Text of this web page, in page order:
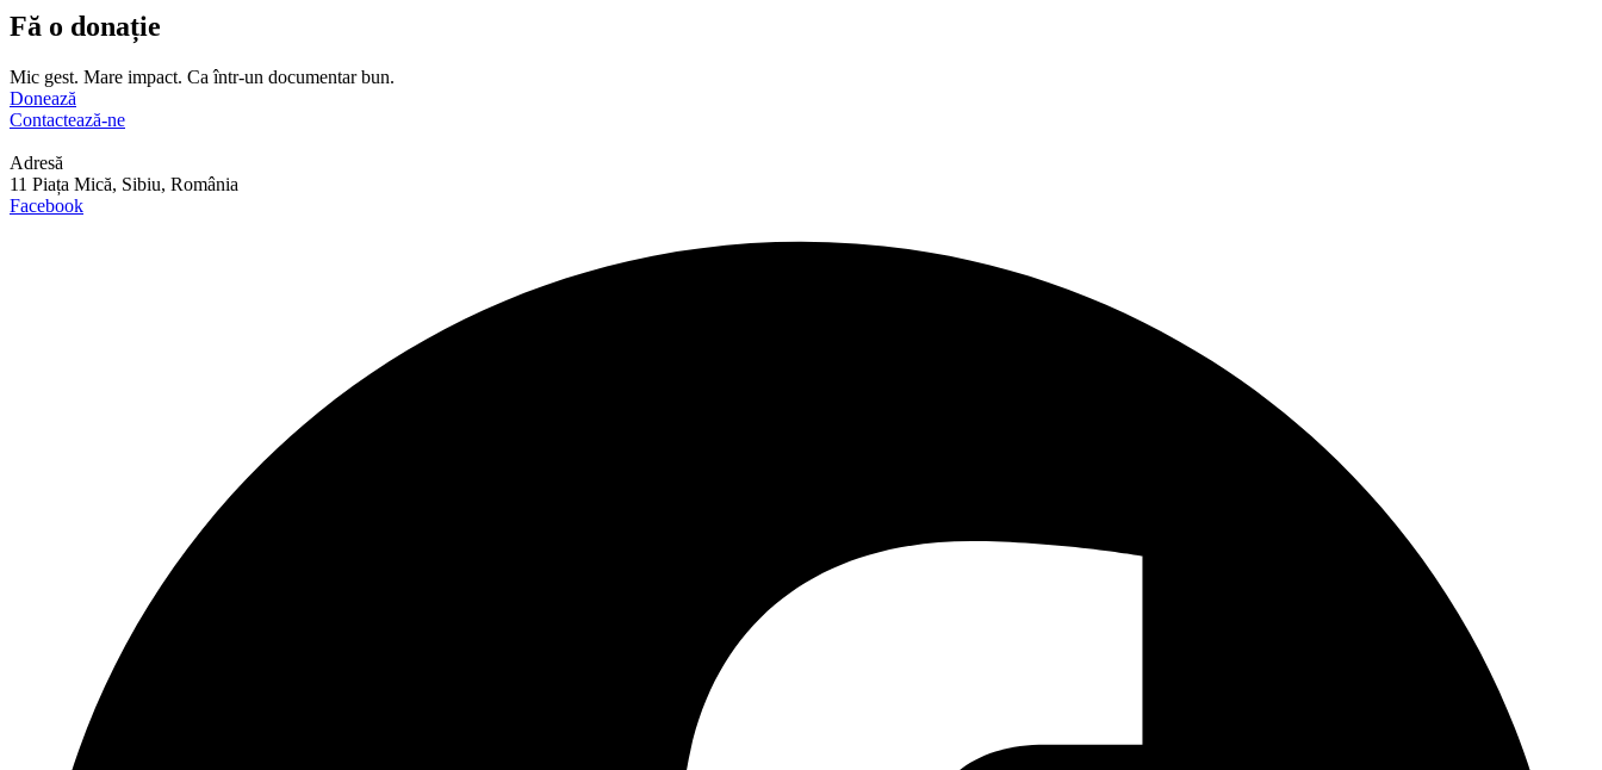
Fă o donație
Mic gest. Mare impact. Ca într-un documentar bun.
Donează
Contactează-ne
Adresă
11 Piața Mică, Sibiu, România
Facebook